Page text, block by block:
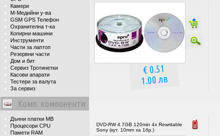
Камери
М-Медийни у-ва
GSM GPS Телефон
Охранителна т-ка
Копирни машини
Инструменти
Части за лаптоп
Резервни части
Дом и бит
Сервиз Тротинетки
Касови апарати
Тестери за валута
За сервиз
Комп. компоненти
Дънни платки MB
Процесори CPU
Памети RAM
€ 0.51
1.00 лв
DVD-RW 4.7GB 120min 4x Rewritable
Sony (кут. 10mm за 1бр.)